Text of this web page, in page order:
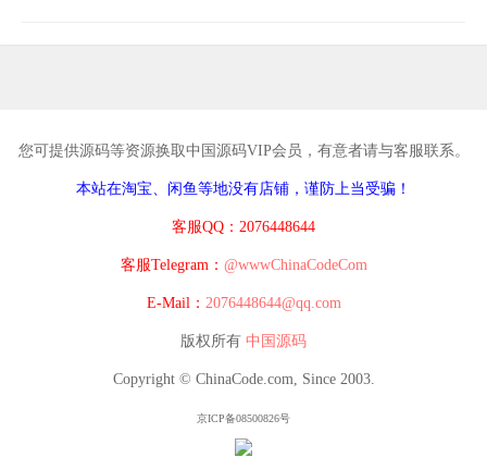
您可提供源码等资源换取中国源码VIP会员，有意者请与客服联系。
本站在淘宝、闲鱼等地没有店铺，谨防上当受骗！
客服QQ：2076448644
客服Telegram： @wwwChinaCodeCom
E-Mail： 2076448644@qq.com
版权所有 中国源码
Copyright © ChinaCode.com, Since 2003.
京ICP备08500826号